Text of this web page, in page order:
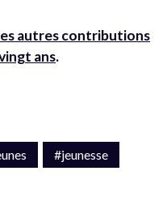
autres contributions
ans.
#jeunesse